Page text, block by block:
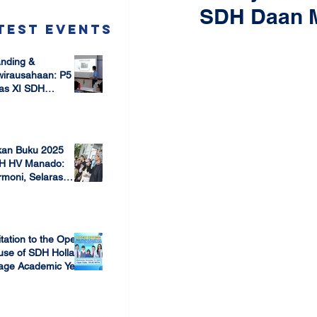
Events
&
P5
XI SDH
Buku 2025
HV Manado:
Selaras
to the Open
of SDH Holland
Academic Year
SDH Daan